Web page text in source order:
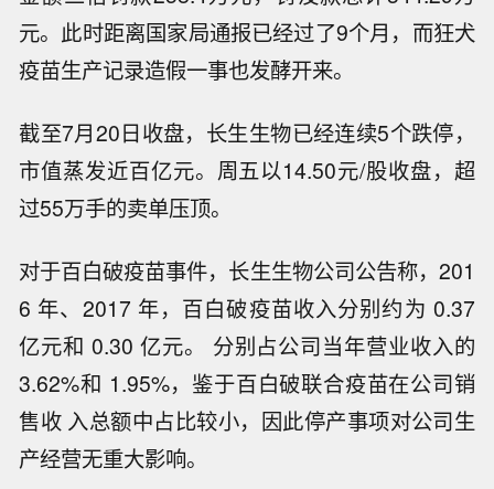
元。此时距离国家局通报已经过了9个月，而狂犬
疫苗生产记录造假一事也发酵开来。
截至7月20日收盘，长生生物已经连续5个跌停，
市值蒸发近百亿元。周五以14.50元/股收盘，超
过55万手的卖单压顶。
对于百白破疫苗事件，长生生物公司公告称，201
6 年、2017 年，百白破疫苗收入分别约为 0.37
亿元和 0.30 亿元。 分别占公司当年营业收入的
3.62%和 1.95%，鉴于百白破联合疫苗在公司销
售收 入总额中占比较小，因此停产事项对公司生
产经营无重大影响。